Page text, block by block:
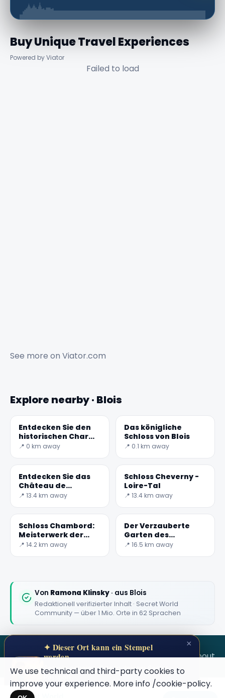
Buy Unique Travel Experiences
Powered by Viator
Failed to load
See more on Viator.com
Explore nearby · Blois
Entdecken Sie den
historischen Charme
des Château de
📍 0 km away
Das königliche
Schloss von Blois
📍 0.1 km away
Entdecken Sie das
Château de
Cheverny: ein Juwel
Geschichte
📍 13.4 km away
Schloss Cheverny -
Loire-Tal
📍 13.4 km away
Schloss Chambord:
Meisterwerk der
französischen
📍 14.2 km away
Der Verzauberte
Garten des
Schlosses Chaumont
📍 16.5 km away
Von Ramona Klinsky · aus Blois
Redaktionell verifizierter Inhalt · Secret World
Community — über 1 Mio. Orte in 62 Sprachen
SECRET WORLD TermsPrivacyAbout
We use technical and third-party cookies to
improve your experience. More info /cookie-policy.
Secret World
×
✦ Dieser Ort kann ein Stempel
werden
Sammle geheime Orte in deinem Secret